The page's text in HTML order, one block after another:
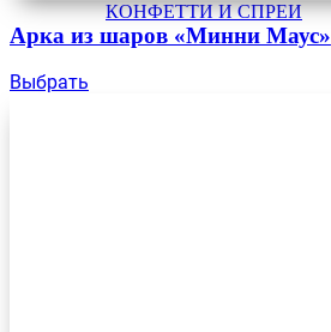
КОНФЕТТИ И СПРЕИ
Арка из шаров «Минни Маус»
Выбрать